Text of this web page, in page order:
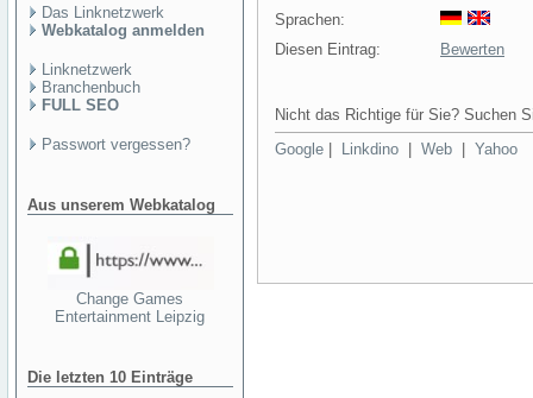
Das Linknetzwerk
Webkatalog anmelden
Linknetzwerk
Branchenbuch
FULL SEO
Passwort vergessen?
Aus unserem Webkatalog
Change Games
Entertainment Leipzig
Die letzten 10 Einträge
Sprachen:
Diesen Eintrag:
Bewerten
Nicht das Richtige für Sie? Suchen
Google
Linkdino Web Yahoo